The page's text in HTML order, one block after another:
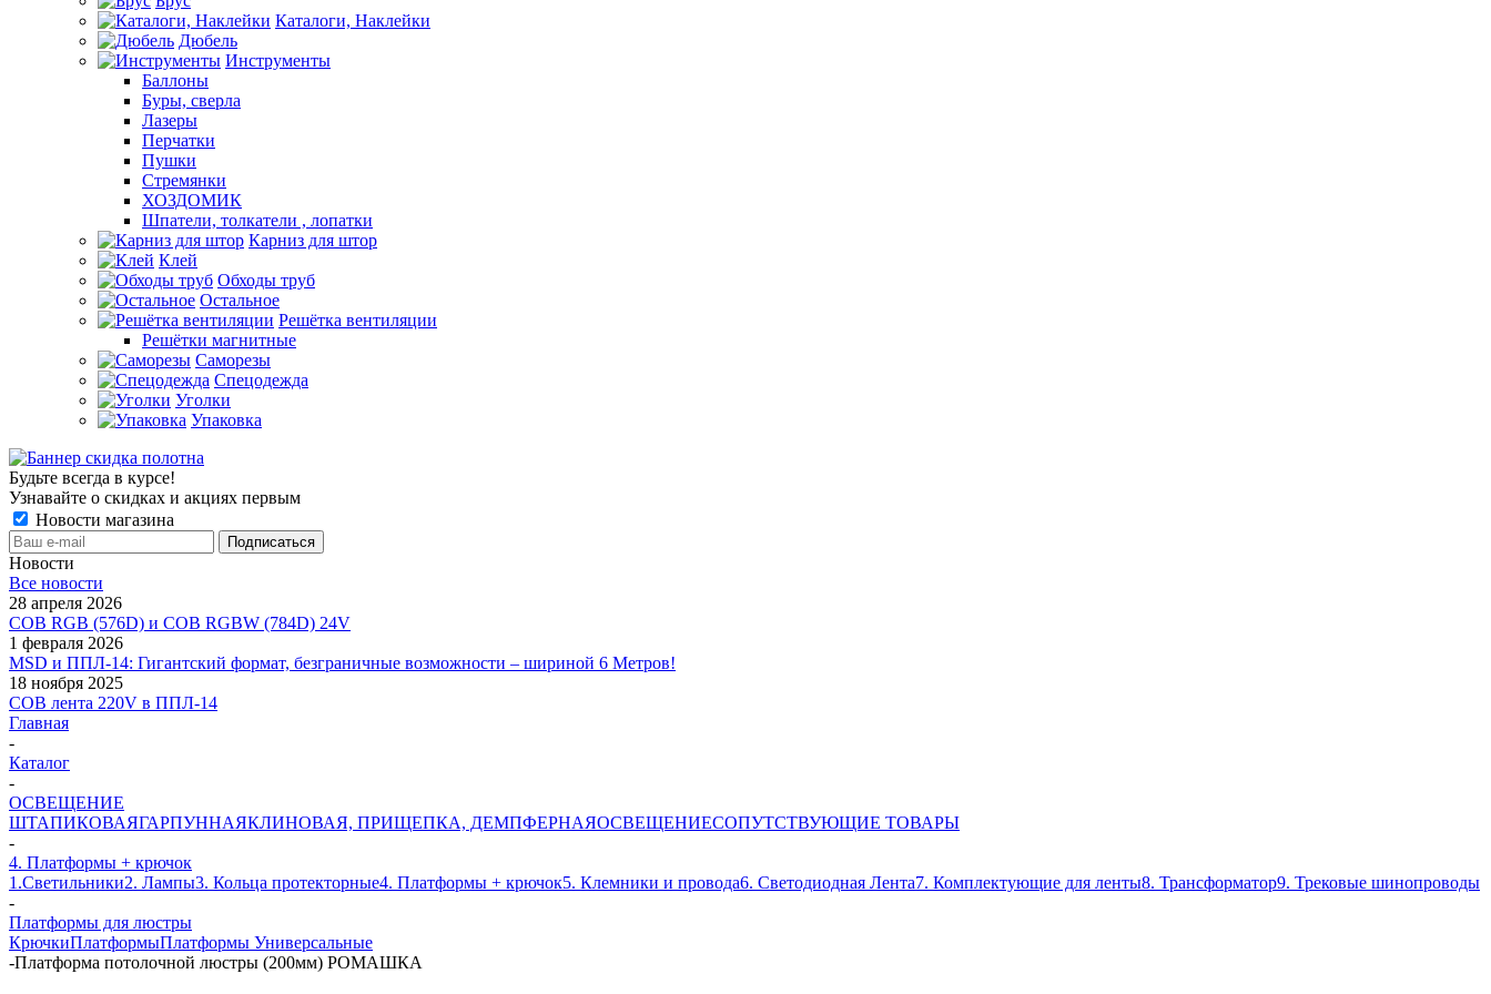
Каталоги, Наклейки
Дюбель
Инструменты
Баллоны
Буры, сверла
Лазеры
Перчатки
Пушки
Стремянки
ХОЗДОМИК
Шпатели, толкатели , лопатки
Карниз для штор
Клей
Обходы труб
Остальное
Решётка вентиляции
Решётки магнитные
Саморезы
Спецодежда
Уголки
Упаковка
Будьте всегда в курсе!
Узнавайте о скидках и акциях первым
Новости магазина
Новости
Все новости
28 апреля 2026
COB RGB (576D) и COB RGBW (784D) 24V
1 февраля 2026
MSD и ППЛ-14: Гигантский формат, безграничные возможности – шириной 6 Метров!
18 ноября 2025
COB лента 220V в ППЛ-14
Главная
-
Каталог
-
ОСВЕЩЕНИЕ
ШТАПИКОВАЯГАРПУННАЯКЛИНОВАЯ, ПРИЩЕПКА, ДЕМПФЕРНАЯОСВЕЩЕНИЕСОПУТСТВУЮЩИЕ ТОВАРЫ
-
4. Платформы + крючок
1.Светильники2. Лампы3. Кольца протекторные4. Платформы + крючок5. Клемники и провода6. Светодиодная Лента7. Комплектующие для ленты8. Трансформатор9. Трековые шинопроводы
-
Платформы для люстры
КрючкиПлатформыПлатформы Универсальные
-Платформа потолочной люстры (200мм) РОМАШКА